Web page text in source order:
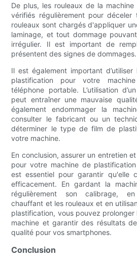
De plus, les rouleaux de la
vérifiés régulièrement pour
rouleaux sont chargés d'appliquer
laminage, et tout dommage
irrégulier. Il est important de
présentent des signes de dommages.
Il est également important
plastification pour votre
téléphone portable. L’utilisation
peut entraîner une mauvaise
également endommager la
consulter le fabricant ou un
déterminer le type de film de
votre machine.
En conclusion, assurer un entretien
pour votre machine de
est essentiel pour garantir qu'elle
efficacement. En gardant la
régulièrement son calibrage,
chauffant et les rouleaux et en
plastification, vous pouvez
machine et garantir des résultats
qualité pour vos smartphones.
Conclusion